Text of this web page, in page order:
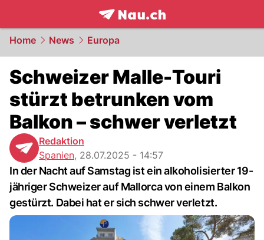
frontpage.NAU.ch
Home News Europa
Schweizer Malle-Touri
stürzt betrunken vom
Balkon – schwer verletzt
Redaktion
Spanien, 28.07.2025 - 14:57
In der Nacht auf Samstag ist ein alkoholisierter 19-
jähriger Schweizer auf Mallorca von einem Balkon
gestürzt. Dabei hat er sich schwer verletzt.